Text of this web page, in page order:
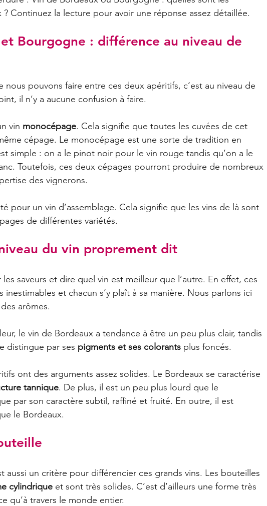
Continuez la lecture pour avoir une réponse assez détaillée.
Bourgogne : différence au niveau de
nous pouvons faire entre ces deux apéritifs, c’est au niveau de
il n’y a aucune confusion à faire.
vin monocépage. Cela signifie que toutes les cuvées de cet
cépage. Le monocépage est une sorte de tradition en
simple : on a le pinot noir pour le vin rouge tandis qu’on a le
Toutefois, ces deux cépages pourront produire de nombreux
des vignerons.
pour un vin d’assemblage. Cela signifie que les vins de là sont
de différentes variétés.
du vin proprement dit
saveurs et dire quel vin est meilleur que l’autre. En effet, ces
et chacun s’y plaît à sa manière. Nous parlons ici
arômes.
le vin de Bordeaux a tendance à être un peu plus clair, tandis
distingue par ses pigments et ses colorants plus foncés.
ont des arguments assez solides. Le Bordeaux se caractérise
tannique. De plus, il est un peu plus lourd que le
par son caractère subtil, raffiné et fruité. En outre, il est
le Bordeaux.
aussi un critère pour différencier ces grands vins. Les bouteilles
cylindrique et sont très solides. C’est d’ailleurs une forme très
qu’à travers le monde entier.